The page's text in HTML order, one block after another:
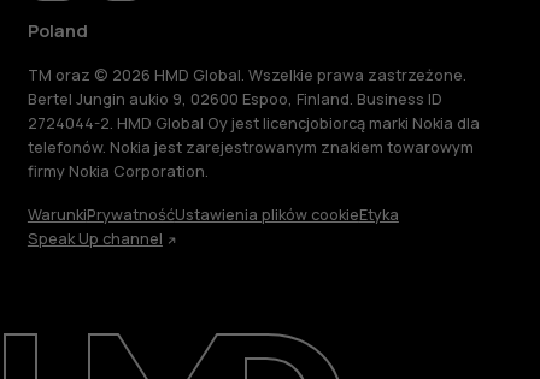
Naprawa i recykling
Zrównoważony rozwój
Poland
TM oraz © 2026 HMD Global. Wszelkie prawa zastrzeżone.
Bertel Jungin aukio 9, 02600 Espoo, Finland. Business ID
2724044-2. HMD Global Oy jest licencjobiorcą marki Nokia dla
telefonów. Nokia jest zarejestrowanym znakiem towarowym
firmy Nokia Corporation.
WarunkiPrywatnośćUstawienia plików cookieEtyka
Speak Up channel